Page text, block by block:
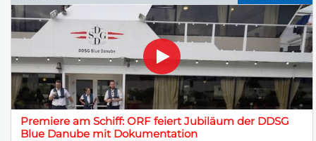
Premiere am Schiff: ORF feiert Jubiläum der DDSG
Blue Danube mit Dokumentation